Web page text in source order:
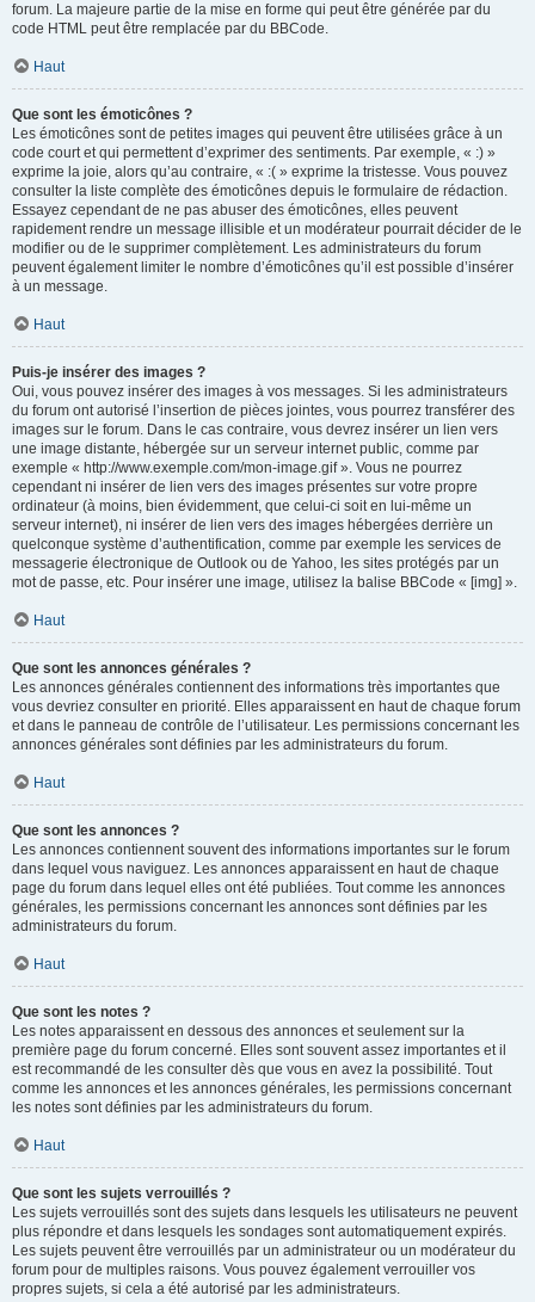
forum. La majeure partie de la mise en forme qui peut être générée par du
code HTML peut être remplacée par du BBCode.
Haut
Que sont les émoticônes ?
Les émoticônes sont de petites images qui peuvent être utilisées grâce à un
code court et qui permettent d’exprimer des sentiments. Par exemple, « :) »
exprime la joie, alors qu’au contraire, « :( » exprime la tristesse. Vous pouvez
consulter la liste complète des émoticônes depuis le formulaire de rédaction.
Essayez cependant de ne pas abuser des émoticônes, elles peuvent
rapidement rendre un message illisible et un modérateur pourrait décider de le
modifier ou de le supprimer complètement. Les administrateurs du forum
peuvent également limiter le nombre d’émoticônes qu’il est possible d’insérer
à un message.
Haut
Puis-je insérer des images ?
Oui, vous pouvez insérer des images à vos messages. Si les administrateurs
du forum ont autorisé l’insertion de pièces jointes, vous pourrez transférer des
images sur le forum. Dans le cas contraire, vous devrez insérer un lien vers
une image distante, hébergée sur un serveur internet public, comme par
exemple « http://www.exemple.com/mon-image.gif ». Vous ne pourrez
cependant ni insérer de lien vers des images présentes sur votre propre
ordinateur (à moins, bien évidemment, que celui-ci soit en lui-même un
serveur internet), ni insérer de lien vers des images hébergées derrière un
quelconque système d’authentification, comme par exemple les services de
messagerie électronique de Outlook ou de Yahoo, les sites protégés par un
mot de passe, etc. Pour insérer une image, utilisez la balise BBCode « [img] ».
Haut
Que sont les annonces générales ?
Les annonces générales contiennent des informations très importantes que
vous devriez consulter en priorité. Elles apparaissent en haut de chaque forum
et dans le panneau de contrôle de l’utilisateur. Les permissions concernant les
annonces générales sont définies par les administrateurs du forum.
Haut
Que sont les annonces ?
Les annonces contiennent souvent des informations importantes sur le forum
dans lequel vous naviguez. Les annonces apparaissent en haut de chaque
page du forum dans lequel elles ont été publiées. Tout comme les annonces
générales, les permissions concernant les annonces sont définies par les
administrateurs du forum.
Haut
Que sont les notes ?
Les notes apparaissent en dessous des annonces et seulement sur la
première page du forum concerné. Elles sont souvent assez importantes et il
est recommandé de les consulter dès que vous en avez la possibilité. Tout
comme les annonces et les annonces générales, les permissions concernant
les notes sont définies par les administrateurs du forum.
Haut
Que sont les sujets verrouillés ?
Les sujets verrouillés sont des sujets dans lesquels les utilisateurs ne peuvent
plus répondre et dans lesquels les sondages sont automatiquement expirés.
Les sujets peuvent être verrouillés par un administrateur ou un modérateur du
forum pour de multiples raisons. Vous pouvez également verrouiller vos
propres sujets, si cela a été autorisé par les administrateurs.